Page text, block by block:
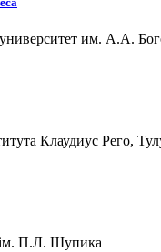
им. А.А.
Клаудиус Рего,
П.Л. Шупика